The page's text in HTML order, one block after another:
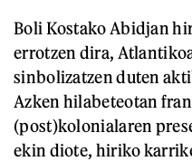
Boli Kostako Abidjan
errotzen dira,
sinbolizatzen duten
Azken hilabeteotan
(post)kolonialaren
ekin diote, hiriko